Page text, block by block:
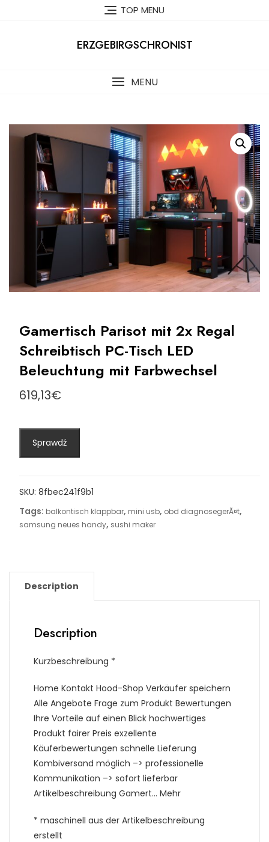
TOP MENU
ERZGEBIRGSCHRONIST
MENU
Gamertisch Parisot mit 2x Regal
Schreibtisch PC-Tisch LED
Beleuchtung mit Farbwechsel
619,13€
Sprawdź
SKU: 8fbec241f9b1
Tags: balkontisch klappbar, mini usb, obd diagnosegerÃ¤t,
samsung neues handy, sushi maker
Description
Description
Kurzbeschreibung *
Home Kontakt Hood-Shop Verkäufer speichern
Alle Angebote Frage zum Produkt Bewertungen
Ihre Vorteile auf einen Blick hochwertiges
Produkt fairer Preis exzellente
Käuferbewertungen schnelle Lieferung
Kombiversand möglich –> professionelle
Kommunikation –> sofort lieferbar
Artikelbeschreibung Gamert… Mehr
* maschinell aus der Artikelbeschreibung
erstellt